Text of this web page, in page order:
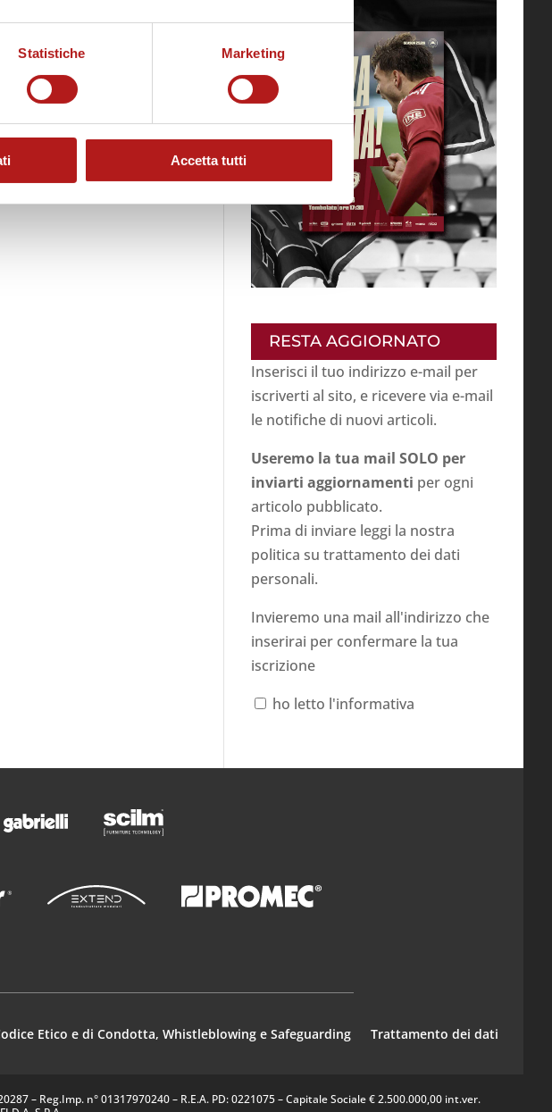
Statistiche Marketing
Accetta tutti
RESTA AGGIORNATO
Inserisci il tuo indirizzo e-mail per
iscriverti al sito, e ricevere via e-mail
le notifiche di nuovi articoli.
Useremo la tua mail SOLO per
inviarti aggiornamenti per ogni
articolo pubblicato.
Prima di inviare leggi la nostra
politica su trattamento dei dati
personali.
Invieremo una mail all'indirizzo che
inserirai per confermare la tua
iscrizione
ho letto l'informativa
Etico e di Condotta, Whistleblowing e Safeguarding Trattamento dei dati
– Reg.Imp. n° 01317970240 – R.E.A. PD: 0221075 – Capitale Sociale € 2.500.000,00 int.ver.